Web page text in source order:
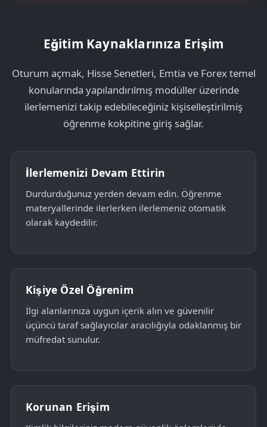
1
Eğitim Kaynaklarınıza Erişim
Oturum açmak, Hisse Senetleri, Emtia ve Forex temel
konularında yapılandırılmış modüller üzerinde
ilerlemenizi takip edebileceğiniz kişiselleştirilmiş
öğrenme kokpitine giriş sağlar.
İlerlemenizi Devam Ettirin
Durdurduğunuz yerden devam edin. Öğrenme
materyallerinde ilerlerken ilerlemeniz otomatik
olarak kaydedilir.
Kişiye Özel Öğrenim
İlgi alanlarınıza uygun içerik alın ve güvenilir
üçüncü taraf sağlayıcılar aracılığıyla odaklanmış bir
müfredat sunulur.
Korunan Erişim